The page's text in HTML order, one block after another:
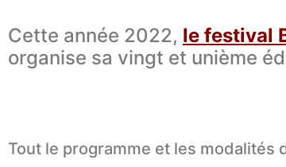
Cette année 2022, le festival
organise sa vingt et unième
Tout le programme et les modalités